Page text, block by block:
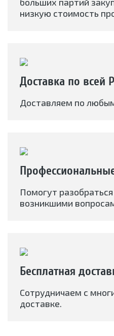
низкую стоимость
Доставка по всей
Доставляем по
Помогут
возникшими
Бесплатная
Сотрудничаем с
доставке.